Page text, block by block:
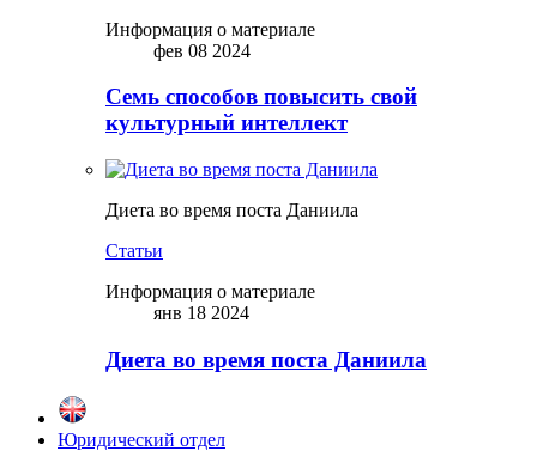
Информация о материале
фев 08 2024
Семь способов повысить свой
культурный интеллект
Диета во время поста Даниила
Статьи
Информация о материале
янв 18 2024
Диета во время поста Даниила
Юридический отдел